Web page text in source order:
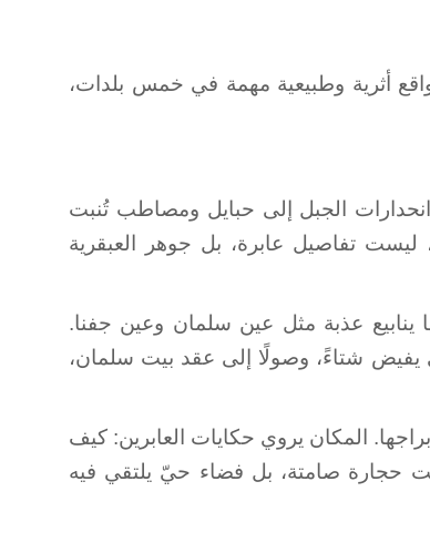
أثرية وطبيعية مهمة في خمس بلدات،
الجبل إلى حبايل ومصاطب تُنبت
ليست تفاصيل عابرة، بل جوهر العبقرية
واللوزيات، تسقيها ينابيع عذبة مثل عين سلمان وعين جفنا.
يفيض شتاءً، وصولًا إلى عقد بيت سلمان،
المكان يروي حكايات العابرين: كيف
حجارة صامتة، بل فضاء حيّ يلتقي فيه